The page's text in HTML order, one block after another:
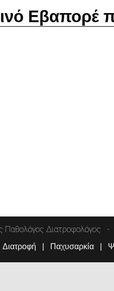
Εβαπορέ
Παθολόγος Διατροφολόγος
Διατροφή Παχυσαρκία